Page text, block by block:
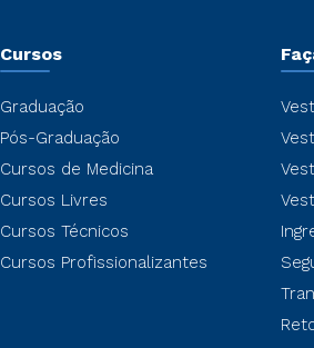
Cursos
Graduação
Pós-Graduação
Cursos de Medicina
Cursos Livres
Cursos Técnicos
Cursos Profissionalizantes